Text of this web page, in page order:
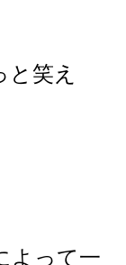
笑え
よって一